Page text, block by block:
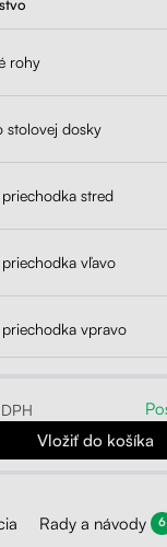
rohy
stolovej dosky
stred
vľavo
vpravo
Rady a návody 6